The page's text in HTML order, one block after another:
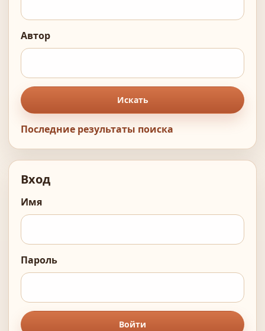
Автор
Искать
Последние результаты поиска
Вход
Имя
Пароль
Войти